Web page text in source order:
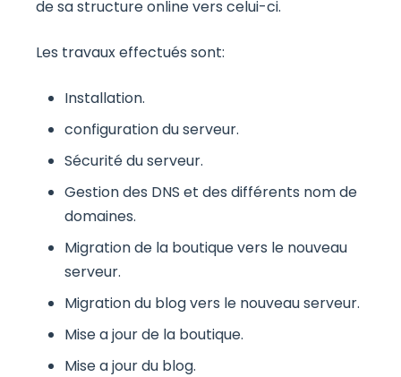
de sa structure online vers celui-ci.
Les travaux effectués sont:
Installation.
configuration du serveur.
Sécurité du serveur.
Gestion des DNS et des différents nom de
domaines.
Migration de la boutique vers le nouveau
serveur.
Migration du blog vers le nouveau serveur.
Mise a jour de la boutique.
Mise a jour du blog.